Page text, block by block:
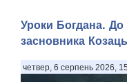
Уроки Богдана. До
засновника
четвер, 6 серпень 2026,